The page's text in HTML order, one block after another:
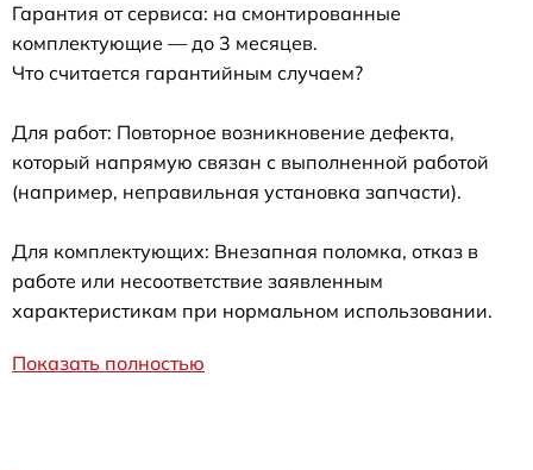
Гарантия от сервиса: на смонтированные
комплектующие — до 3 месяцев.
Что считается гарантийным случаем?
Для работ: Повторное возникновение дефекта,
который напрямую связан с выполненной работой
(например, неправильная установка запчасти).
Для комплектующих: Внезапная поломка, отказ в
работе или несоответствие заявленным
характеристикам при нормальном использовании.
Показать полностью